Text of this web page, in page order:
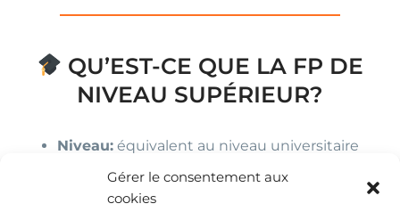
Gérer le consentement aux
cookies
QU’EST-CE QUE LA FP DE
NIVEAU SUPÉRIEUR?
Niveau: équivalent au niveau universitaire